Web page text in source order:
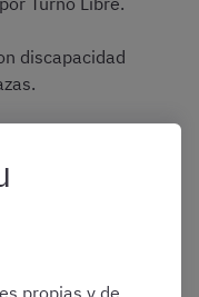
discapacidad
botón!
Procesal!
propias y de